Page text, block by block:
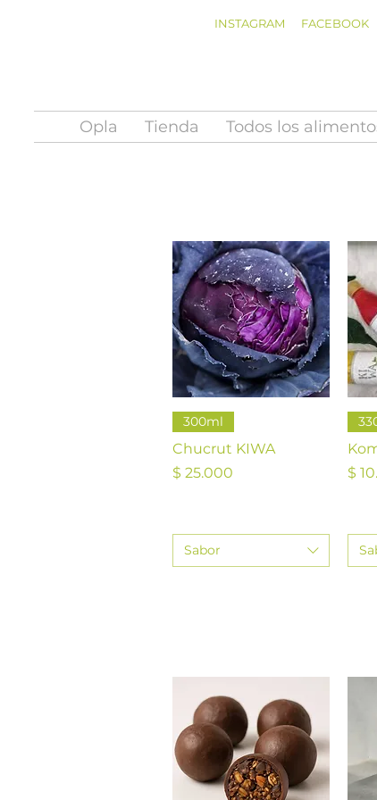
INSTAGRAM FACEBOOK
Opla Tienda Todos los
Vista rápida
300ml
Chucrut KIWA
Precio
$ 25.000
Sabor
$